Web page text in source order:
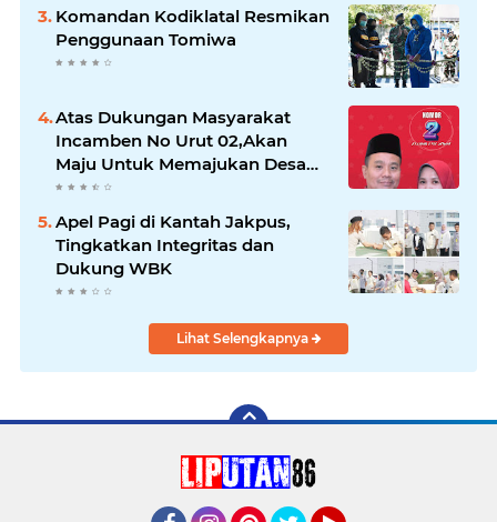
Komandan Kodiklatal Resmikan
Penggunaan Tomiwa
Atas Dukungan Masyarakat
Incamben No Urut 02,Akan
Maju Untuk Memajukan Desa
Tegal Kunir Kidul
Apel Pagi di Kantah Jakpus,
Tingkatkan Integritas dan
Dukung WBK
Lihat Selengkapnya